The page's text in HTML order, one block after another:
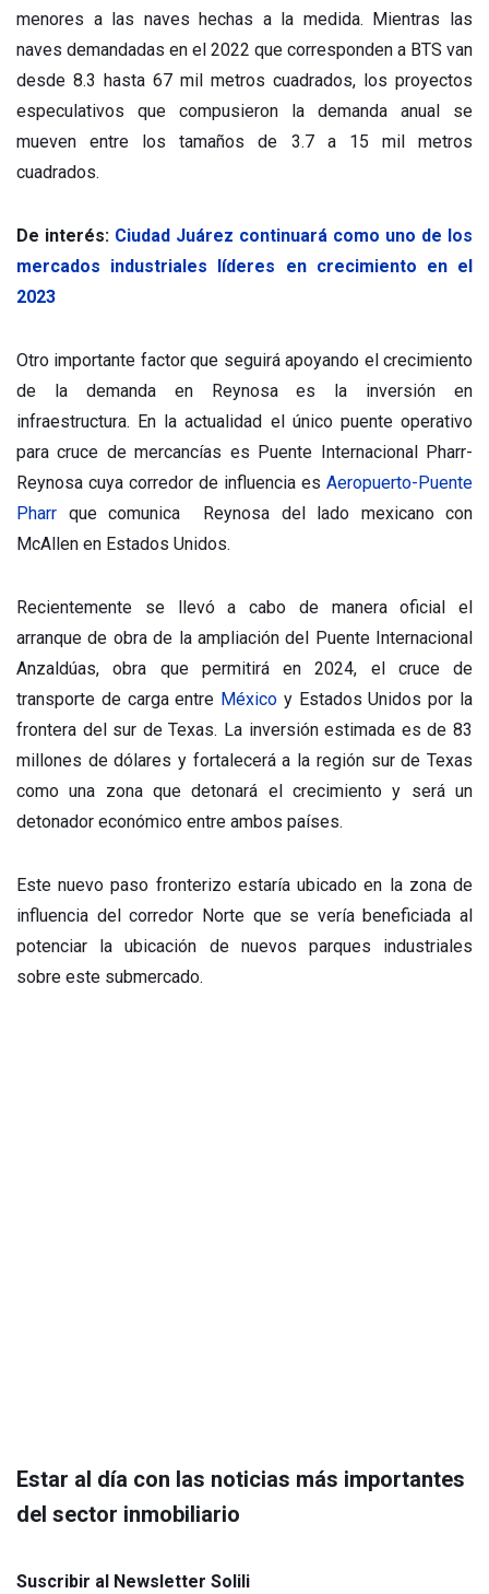
menores a las naves hechas a la medida. Mientras las
naves demandadas en el 2022 que corresponden a BTS van
desde 8.3 hasta 67 mil metros cuadrados, los proyectos
especulativos que compusieron la demanda anual se
mueven entre los tamaños de 3.7 a 15 mil metros
cuadrados.
De interés: Ciudad Juárez continuará como uno de los
mercados industriales líderes en crecimiento en el
2023
Otro importante factor que seguirá apoyando el crecimiento
de la demanda en Reynosa es la inversión en
infraestructura. En la actualidad el único puente operativo
para cruce de mercancías es Puente Internacional Pharr-
Reynosa cuya corredor de influencia es Aeropuerto-Puente
Pharr que comunica Reynosa del lado mexicano con
McAllen en Estados Unidos.
Recientemente se llevó a cabo de manera oficial el
arranque de obra de la ampliación del Puente Internacional
Anzaldúas, obra que permitirá en 2024, el cruce de
transporte de carga entre México y Estados Unidos por la
frontera del sur de Texas. La inversión estimada es de 83
millones de dólares y fortalecerá a la región sur de Texas
como una zona que detonará el crecimiento y será un
detonador económico entre ambos países.
Este nuevo paso fronterizo estaría ubicado en la zona de
influencia del corredor Norte que se vería beneficiada al
potenciar la ubicación de nuevos parques industriales
sobre este submercado.
Estar al día con las noticias más importantes
del sector inmobiliario
Suscribir al Newsletter Solili